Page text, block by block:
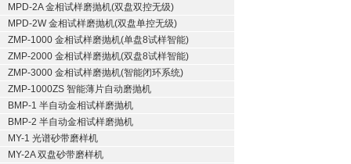
MPD-2A 金相试样磨抛机(双盘双控无级)
MPD-2W 金相试样磨抛机(双盘单控无级)
ZMP-1000 金相试样磨抛机(单盘8试样智能)
ZMP-2000 金相试样磨抛机(双盘8试样智能)
ZMP-3000 金相试样磨抛机(智能闭环系统)
ZMP-1000ZS 智能薄片自动磨抛机
BMP-1 半自动金相试样磨抛机
BMP-2 半自动金相试样磨抛机
MY-1 光谱砂带磨样机
MY-2A 双盘砂带磨样机